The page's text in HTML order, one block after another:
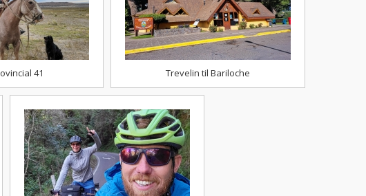
41 Trevelin til Bariloche